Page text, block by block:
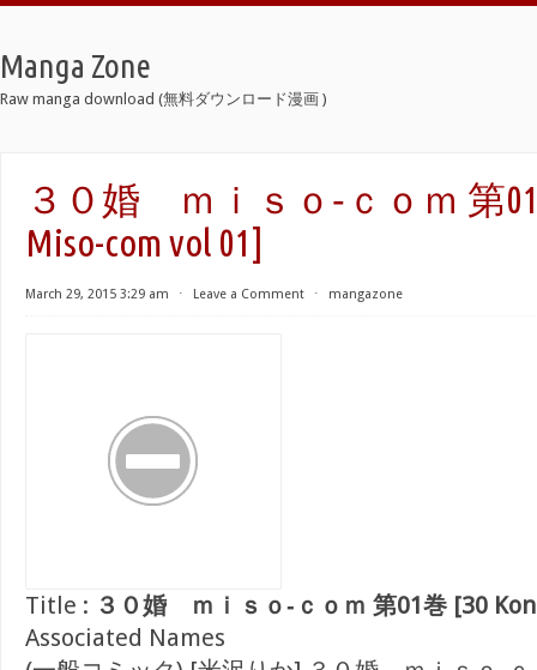
Manga Zone
Raw manga download (無料ダウンロード漫画 )
３０婚 ｍｉｓｏ‐ｃｏｍ 第01
Miso-com vol 01]
March 29, 2015 3:29 am ⋅ Leave a Comment ⋅ mangazone
Title : ３０婚 ｍｉｓｏ‐ｃｏｍ 第01巻 [30
Associated Names